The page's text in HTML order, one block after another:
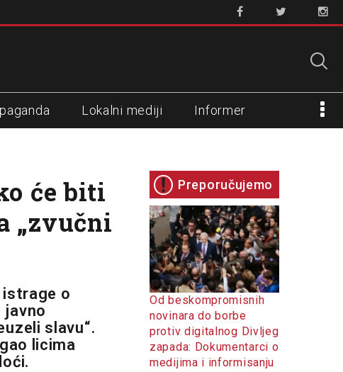
Lokalni mediji Informer
će biti
„zvučni
istrage o
javno
slavu“.
licima
Preporučujemo
Od beskompromisnih
novinara do borbe
protiv digitalnog Divljeg
zapada: Dokumentarci o
medijima i informisanju